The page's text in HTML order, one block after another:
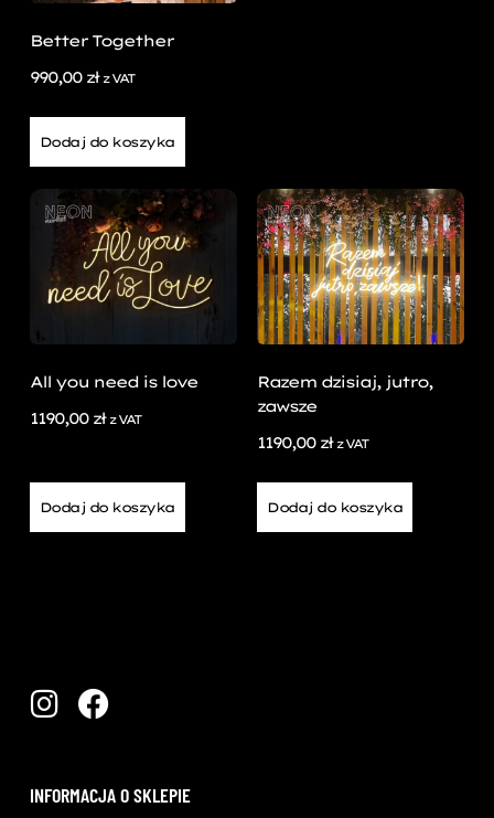
Better Together
990,00 zł z VAT
Dodaj do koszyka
All you need is love
1190,00 zł z VAT
Dodaj do koszyka
Razem dzisiaj, jutro,
zawsze
1190,00 zł z VAT
Dodaj do koszyka
INFORMACJA O SKLEPIE